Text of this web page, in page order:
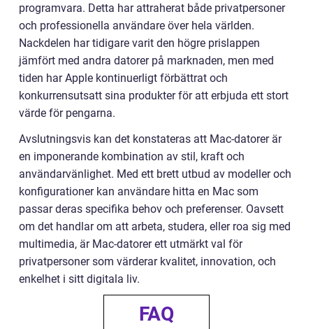
programvara. Detta har attraherat både privatpersoner
och professionella användare över hela världen.
Nackdelen har tidigare varit den högre prislappen
jämfört med andra datorer på marknaden, men med
tiden har Apple kontinuerligt förbättrat och
konkurrensutsatt sina produkter för att erbjuda ett stort
värde för pengarna.
Avslutningsvis kan det konstateras att Mac-datorer är
en imponerande kombination av stil, kraft och
användarvänlighet. Med ett brett utbud av modeller och
konfigurationer kan användare hitta en Mac som
passar deras specifika behov och preferenser. Oavsett
om det handlar om att arbeta, studera, eller roa sig med
multimedia, är Mac-datorer ett utmärkt val för
privatpersoner som värderar kvalitet, innovation, och
enkelhet i sitt digitala liv.
FAQ